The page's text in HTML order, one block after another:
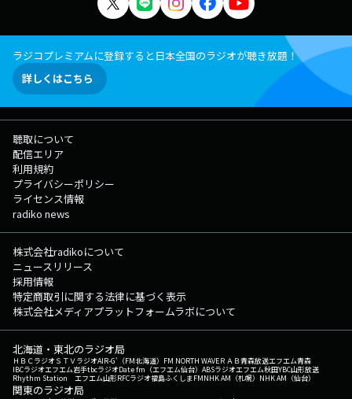
ラジコプレミアムに登録すると日本全国のラジオが聴き放題！
詳しくはこちら
聴取について
配信エリア
利用規約
プライバシーポリシー
ライセンス情報
radiko news
株式会社radikoについて
ニュースリリース
採用情報
特定商取引に関する法律に基づく表示
株式会社メディアプラットフォームラボについて
北海道・東北のラジオ局
ＨＢＣラジオＳＴＶラジオAIR-G'（FM北海道） FM NORTH WAVEＲＡＢ青森放送エフエム青森
IBCラジオエフエム岩手tbcラジオDate fm（エフエム仙台） ABSラジオエフエム秋田YBC山形放送
Rhythm Station エフエム山形RFCラジオ福島ふくしまFMNHK AM（札幌） NHK AM（仙台）
関東のラジオ局